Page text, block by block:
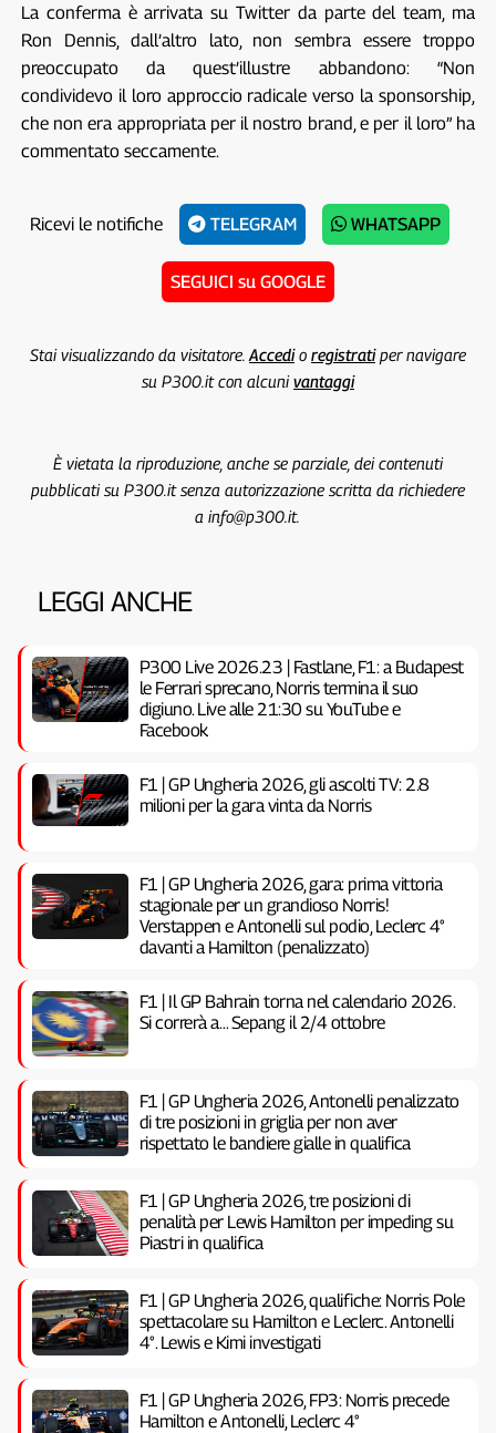
La conferma è arrivata su Twitter da parte del team, ma
Ron Dennis, dall’altro lato, non sembra essere troppo
preoccupato da quest’illustre abbandono: “Non
condividevo il loro approccio radicale verso la sponsorship,
che non era appropriata per il nostro brand, e per il loro” ha
commentato seccamente.
Ricevi le notifiche TELEGRAM WHATSAPP
SEGUICI su GOOGLE
Stai visualizzando da visitatore. Accedio registratiper navigare
su P300.it con alcunivantaggi
È vietata la riproduzione, anche se parziale, dei contenuti
pubblicati su P300.it senza autorizzazione scritta da richiedere
a info@p300.it.
LEGGI ANCHE
P300 Live 2026.23 | Fastlane, F1: a Budapest
le Ferrari sprecano, Norris termina il suo
digiuno. Live alle 21:30 su YouTube e
Facebook
F1 | GP Ungheria 2026, gli ascolti TV: 2.8
milioni per la gara vinta da Norris
F1 | GP Ungheria 2026, gara: prima vittoria
stagionale per un grandioso Norris!
Verstappen e Antonelli sul podio, Leclerc 4°
davanti a Hamilton (penalizzato)
F1 | Il GP Bahrain torna nel calendario 2026.
Si correrà a… Sepang il 2/4 ottobre
F1 | GP Ungheria 2026, Antonelli penalizzato
di tre posizioni in griglia per non aver
rispettato le bandiere gialle in qualifica
F1 | GP Ungheria 2026, tre posizioni di
penalità per Lewis Hamilton per impeding su
Piastri in qualifica
F1 | GP Ungheria 2026, qualifiche: Norris Pole
spettacolare su Hamilton e Leclerc. Antonelli
4°. Lewis e Kimi investigati
F1 | GP Ungheria 2026, FP3: Norris precede
Hamilton e Antonelli, Leclerc 4°